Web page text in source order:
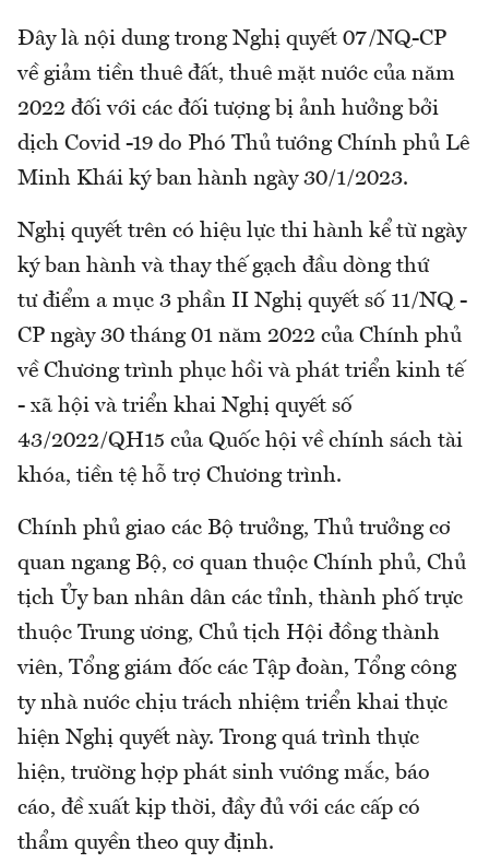
Đây là nội dung trong Nghị quyết 07/NQ-CP
về giảm tiền thuê đất, thuê mặt nước của năm
2022 đối với các đối tượng bị ảnh hưởng bởi
dịch Covid -19 do Phó Thủ tướng Chính phủ Lê
Minh Khái ký ban hành ngày 30/1/2023.
Nghị quyết trên có hiệu lực thi hành kể từ ngày
ký ban hành và thay thế gạch đầu dòng thứ
tư điểm a mục 3 phần II Nghị quyết số 11/NQ -
CP ngày 30 tháng 01 năm 2022 của Chính phủ
về Chương trình phục hồi và phát triển kinh tế
- xã hội và triển khai Nghị quyết số
43/2022/QH15 của Quốc hội về chính sách tài
khóa, tiền tệ hỗ trợ Chương trình.
Chính phủ giao các Bộ trưởng, Thủ trưởng cơ
quan ngang Bộ, cơ quan thuộc Chính phủ, Chủ
tịch Ủy ban nhân dân các tỉnh, thành phố trực
thuộc Trung ương, Chủ tịch Hội đồng thành
viên, Tổng giám đốc các Tập đoàn, Tổng công
ty nhà nước chịu trách nhiệm triển khai thực
hiện Nghị quyết này. Trong quá trình thực
hiện, trường hợp phát sinh vướng mắc, báo
cáo, đề xuất kịp thời, đầy đủ với các cấp có
thẩm quyền theo quy định.